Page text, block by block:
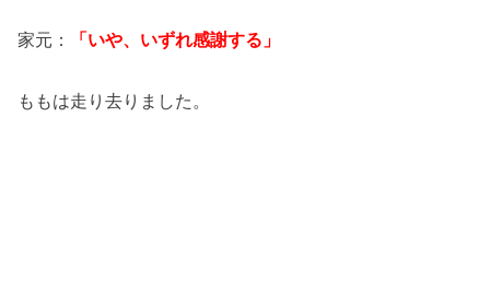
家元： 「いや、いずれ感謝する」
ももは走り去りました。